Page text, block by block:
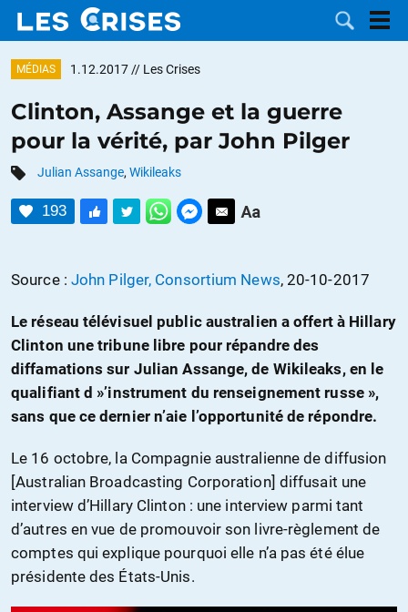
LES
DOSSIERS
CATÉGORIES
CONTACTER
FAIRE UN
MÉDIAS 1.12.2017 // Les Crises
Clinton, Assange et la guerre
pour la vérité, par John Pilger
Julian Assange, Wikileaks
193
Source : John Pilger, Consortium News, 20-10-2017
Le réseau télévisuel public australien a offert à Hillary
Clinton une tribune libre pour répandre des
diffamations sur Julian Assange, de Wikileaks, en le
qualifiant d »’instrument du renseignement russe »,
sans que ce dernier n’aie l’opportunité de répondre.
Le 16 octobre, la Compagnie australienne de diffusion
[Australian Broadcasting Corporation] diffusait une
interview d’Hillary Clinton : une interview parmi tant
d’autres en vue de promouvoir son livre-règlement de
comptes qui explique pourquoi elle n’a pas été élue
présidente des États-Unis.